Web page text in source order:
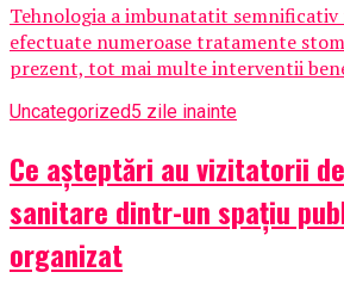
Tehnologia a imbunatatit
efectuate numeroase tratamente
prezent, tot mai multe interventii
Uncategorized5 zile inainte
Ce așteptări au vizitatorii
sanitare dintr-un spațiu
organizat